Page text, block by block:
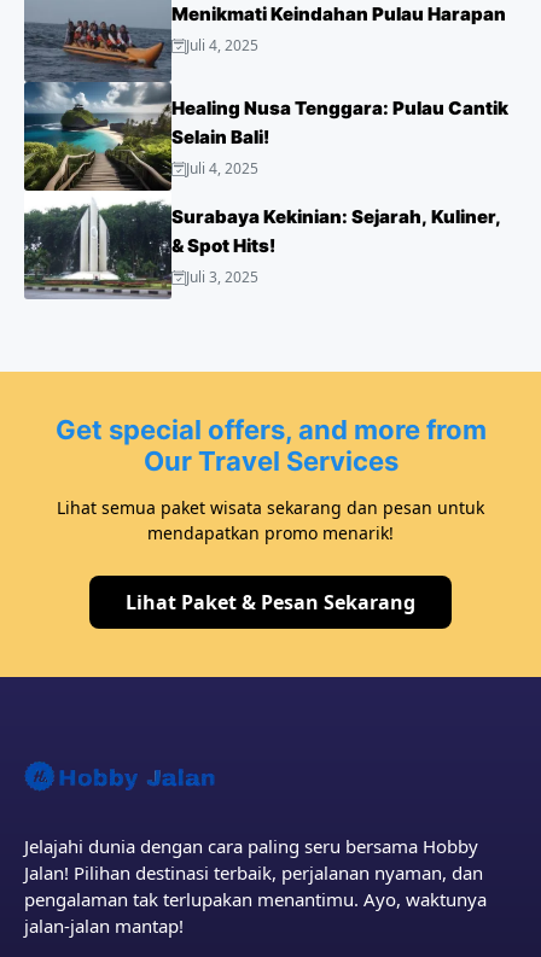
Menikmati Keindahan Pulau Harapan
Juli 4, 2025
Healing Nusa Tenggara: Pulau Cantik
Selain Bali!
Juli 4, 2025
Surabaya Kekinian: Sejarah, Kuliner,
& Spot Hits!
Juli 3, 2025
Get special offers, and more from
Our Travel Services
Lihat semua paket wisata sekarang dan pesan untuk
mendapatkan promo menarik!
Lihat Paket & Pesan Sekarang
Jelajahi dunia dengan cara paling seru bersama Hobby
Jalan! Pilihan destinasi terbaik, perjalanan nyaman, dan
pengalaman tak terlupakan menantimu. Ayo, waktunya
jalan-jalan mantap!